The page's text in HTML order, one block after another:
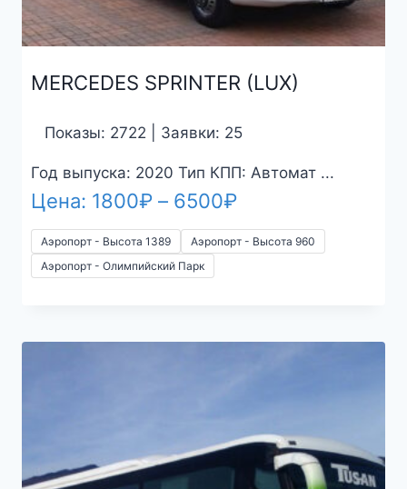
MERCEDES SPRINTER (LUX)
Показы: 2722 | Заявки: 25
Год выпуска: 2020 Тип КПП: Автомат ...
Цена: 1800₽ – 6500₽Диапазон
цен:
Аэропорт - Высота 1389
Аэропорт - Высота 960
Аэропорт - Олимпийский Парк